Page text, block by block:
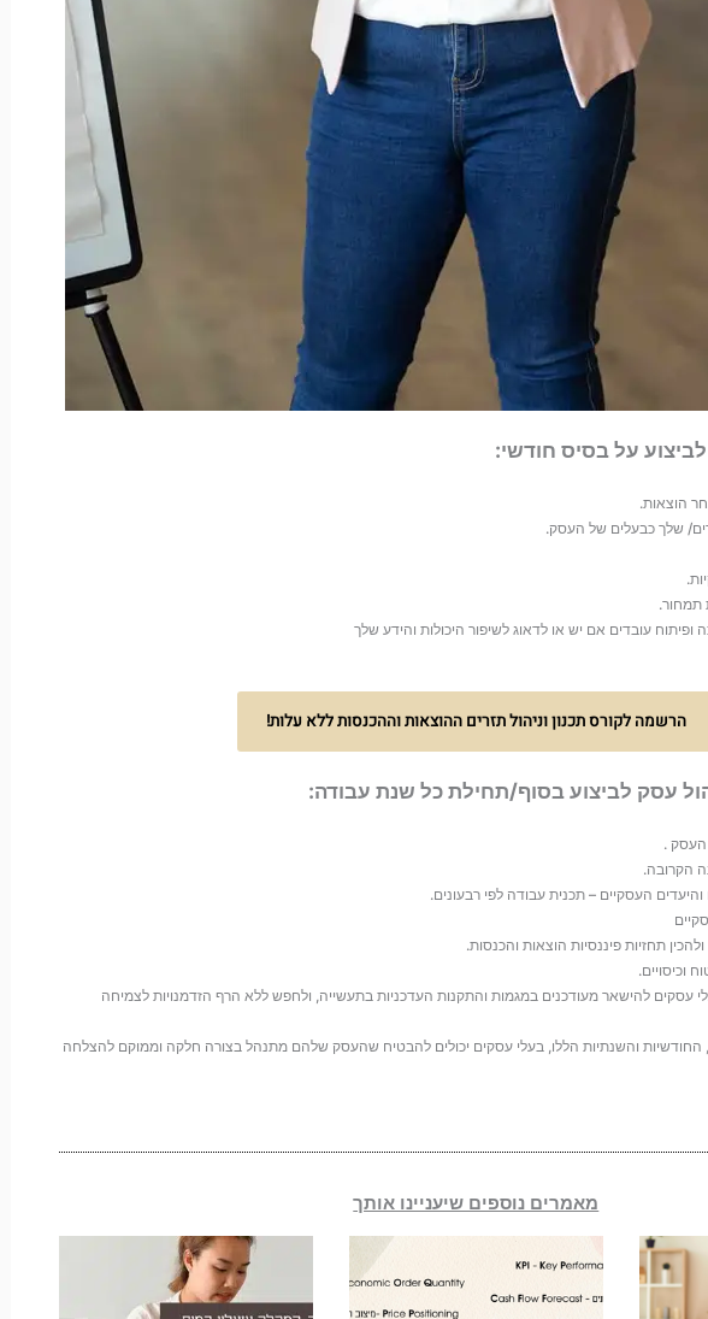
על בסיס חודשי:
הוצאות.
הרשמה לקורס תכנון וניהול תזרים ההוצאות וההכנסות ללא עלות!
עסק לביצוע בסוף/תחילת כל שנת עבודה:
העסק .
עסקים להישאר מעודכנים במגמות והתקנות העדכניות בתעשייה, ולחפש ללא הרף הזדמנויות לצמיחה
החודשיות והשנתיות הללו, בעלי עסקים יכולים להבטיח שהעסק שלהם מתנהל בצורה חלקה וממוקם להצלחה
מאמרים נוספים שיעניינו אותך